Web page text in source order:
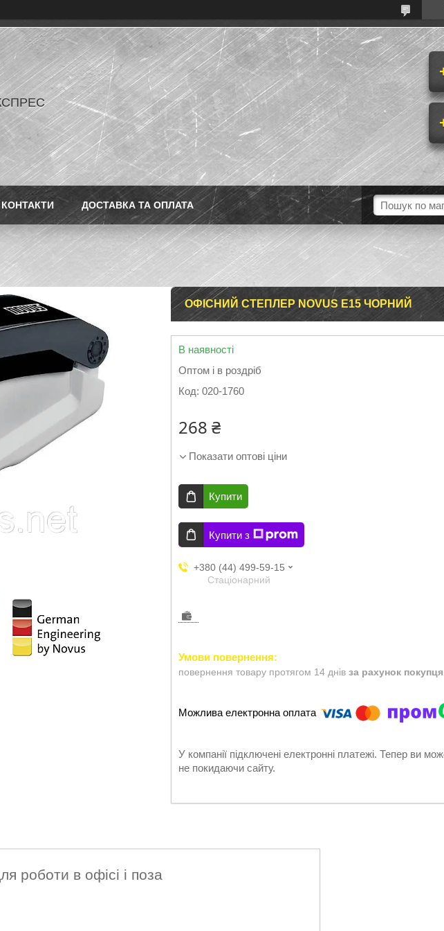
КОНТАКТИ ДОСТАВКА ТА ОПЛАТА
ОФІСНИЙ СТЕПЛЕР NOVUS E15 ЧОРНИЙ
В наявності
Оптом і в роздріб
Код: 020-1760
268 ₴
Показати оптові ціни
Купити
Купити з
+380 (44) 499-59-15
Стаціонарний
повернення товару протягом 14 днів за рахунок покупця
У компанії підключені електронні платежі. Тепер ви
не покидаючи сайту.
роботи в офісі і поза